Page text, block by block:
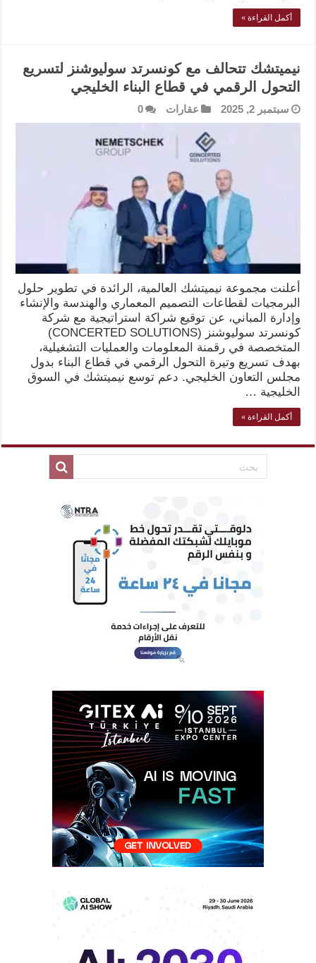
أكمل القراءة »
نيميتشك تتحالف مع كونسرتد سوليوشنز لتسريع
التحول الرقمي في قطاع البناء الخليجي
سبتمبر 2, 2025 عقارات 0
أعلنت مجموعة نيميتشك العالمية، الرائدة في تطوير حلول
البرمجيات لقطاعات التصميم المعماري والهندسة والإنشاء
وإدارة المباني، عن توقيع شراكة استراتيجية مع شركة
كونسرتد سوليوشنز (CONCERTED SOLUTIONS)
المتخصصة في رقمنة المعلومات والعمليات التشغيلية،
بهدف تسريع وتيرة التحول الرقمي في قطاع البناء بدول
مجلس التعاون الخليجي. دعم توسع نيميتشك في السوق
الخليجية …
أكمل القراءة »